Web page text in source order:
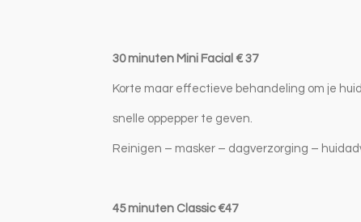
30 minuten Mini Facial € 37
Korte maar effectieve behandeling om je
snelle oppepper te geven.
Reinigen – masker – dagverzorging –
45 minuten Classic €47